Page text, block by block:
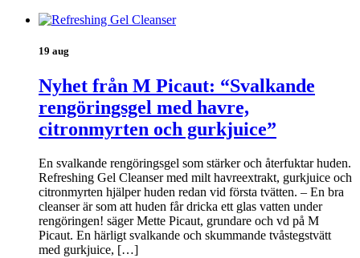
19 aug
Nyhet från M Picaut: “Svalkande
rengöringsgel med havre,
citronmyrten och gurkjuice”
En svalkande rengöringsgel som stärker och återfuktar huden.
Refreshing Gel Cleanser med milt havreextrakt, gurkjuice och
citronmyrten hjälper huden redan vid första tvätten. – En bra
cleanser är som att huden får dricka ett glas vatten under
rengöringen! säger Mette Picaut, grundare och vd på M
Picaut. En härligt svalkande och skummande tvåstegstvätt
med gurkjuice, […]